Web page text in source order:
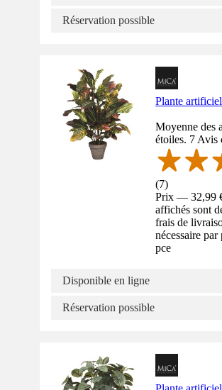
Réservation possible
Plante
Moyenne des
étoiles. 7 Avis
(7)
Prix — 32,99
affichés sont
frais de
nécessaire par
pce
Disponible en ligne
Réservation possible